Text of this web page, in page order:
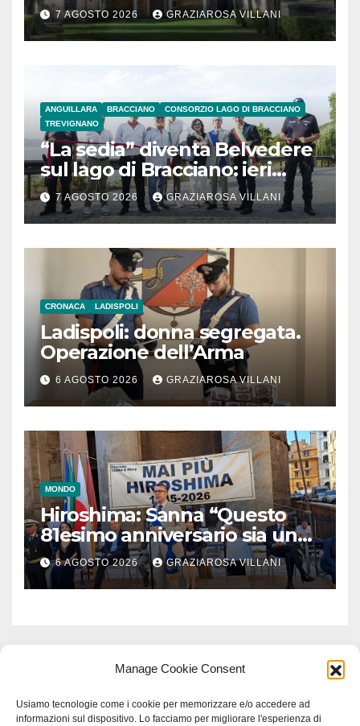
Manage Cookie Consent
Usiamo tecnologie come i cookie per memorizzare e/o accedere ad
informazioni sul dispositivo. Lo facciamo per migliorare l'esperienza di
secolo
7 AGOSTO 2026 GRAZIAROSA VILLANI
ANGUILLARA BRACCIANO
CONSORZIO LAGO DI BRACCIANO
TREVIGNANO
“La sedia” diventa Belvedere
sul lago di Bracciano: ieri
l’inaugurazione
7 AGOSTO 2026 GRAZIAROSA VILLANI
CRONACA LADISPOLI
Ladispoli: donna segregata.
Operazione dell’Arma
6 AGOSTO 2026 GRAZIAROSA VILLANI
MONDO
Hiroshima: Sanna “Questo
81esimo anniversario sia un
monito per tutti”
6 AGOSTO 2026 GRAZIAROSA VILLANI